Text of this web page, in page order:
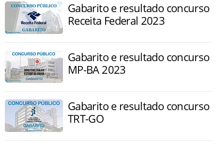
Gabarito e resultado concurso
Receita Federal 2023
Gabarito e resultado concurso
MP-BA 2023
Gabarito e resultado concurso
TRT-GO